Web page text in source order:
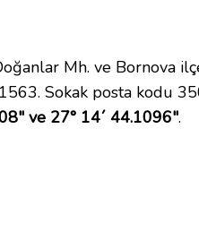
Mh. ve Bornova
Sokak posta kodu
ve 27° 14´ 44.1096".